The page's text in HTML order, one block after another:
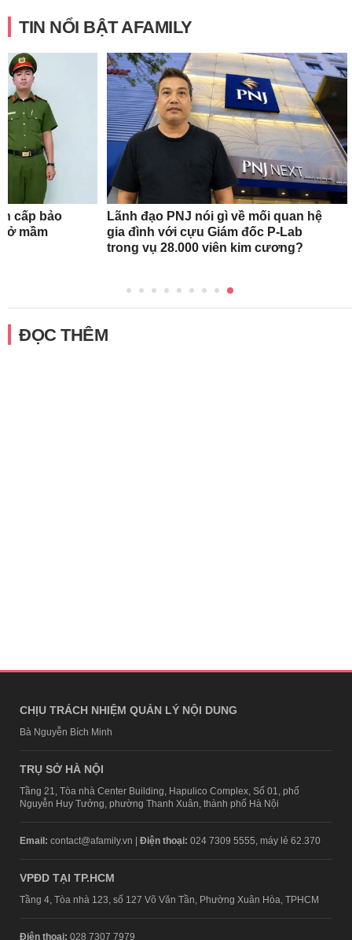
TIN NỔI BẬT AFAMILY
cấp bảo
mầm
Lãnh đạo PNJ nói gì về mối quan hệ
gia đình với cựu Giám đốc P-Lab
trong vụ 28.000 viên kim cương?
ĐỌC THÊM
CHỊU TRÁCH NHIỆM QUẢN LÝ NỘI DUNG
Bà Nguyễn Bích Minh
TRỤ SỞ HÀ NỘI
Tầng 21, Tòa nhà Center Building, Hapulico Complex, Số 01, phố
Nguyễn Huy Tưởng, phường Thanh Xuân, thành phố Hà Nội
Email: contact@afamily.vn | Điện thoại: 024 7309 5555, máy lẻ 62.370
VPĐD TẠI TP.HCM
Tầng 4, Tòa nhà 123, số 127 Võ Văn Tần, Phường Xuân Hòa, TPHCM
Điện thoại: 028 7307 7979